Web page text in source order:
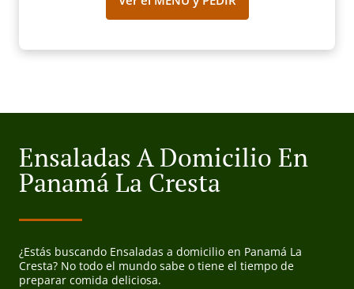
Ensaladas A Domicilio En
Panamá La Cresta
¿Estás buscando Ensaladas a domicilio en Panamá La
Cresta? No todo el mundo sabe o tiene el tiempo de
preparar comida deliciosa.